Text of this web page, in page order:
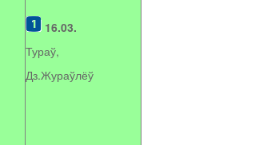
16.03.
Тураў,
Дз.Жураўлёў